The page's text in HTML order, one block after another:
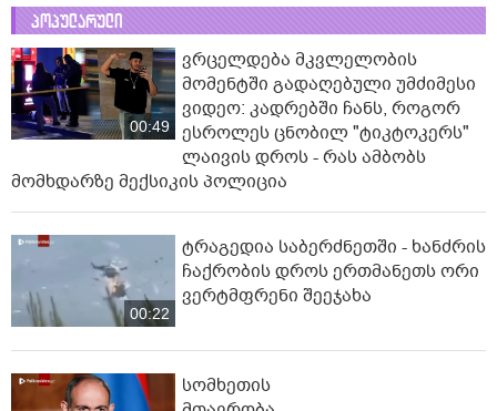
პოპულარული
00:49
ვრცელდება მკვლელობის
მომენტში გადაღებული უმძიმესი
ვიდეო: კადრებში ჩანს, როგორ
ესროლეს ცნობილ "ტიკტოკერს"
ლაივის დროს - რას ამბობს
მომხდარზე მექსიკის პოლიცია
00:22
ტრაგედია საბერძნეთში - ხანძრის
ჩაქრობის დროს ერთმანეთს ორი
ვერტმფრენი შეეჯახა
სომხეთის